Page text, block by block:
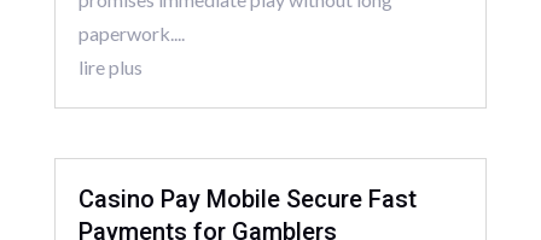
paperwork....
lire plus
Casino Pay Mobile Secure Fast
Payments for Gamblers